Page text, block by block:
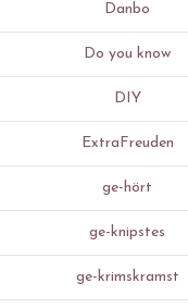
Danbo
Do you know
DIY
ExtraFreuden
ge-hört
ge-knipstes
ge-krimskramst